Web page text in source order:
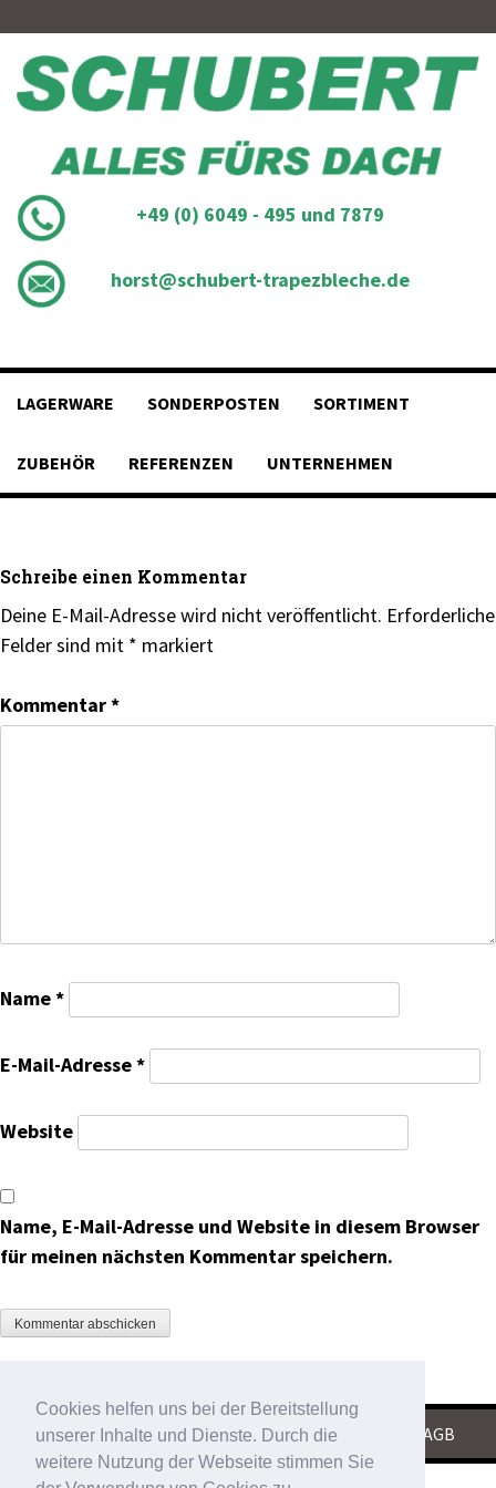
Cookies helfen uns bei der Bereitstellung
unserer Inhalte und Dienste. Durch die
weitere Nutzung der Webseite stimmen Sie
content
+49 (0) 6049 - 495 und 7879
horst@schubert-trapezbleche.de
LAGERWARE SONDERPOSTEN SORTIMENT
ZUBEHÖR REFERENZEN UNTERNEHMEN
Schreibe einen Kommentar
Deine E-Mail-Adresse wird nicht veröffentlicht. Erforderliche
Felder sind mit * markiert
Kommentar*
Name*
E-Mail-Adresse*
Website
Name, E-Mail-Adresse und Website in diesem Browser
für meinen nächsten Kommentar speichern.
KONTAKT|IMPRESSUM|DATENSCHUTZ AGB